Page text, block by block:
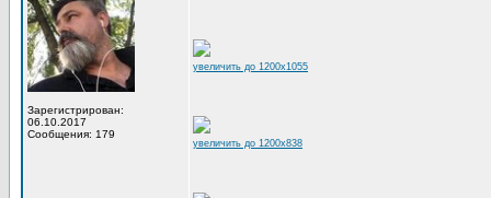
Зарегистрирован:
06.10.2017
Сообщения: 179
увеличить до 1200x1055
увеличить до 1200x838